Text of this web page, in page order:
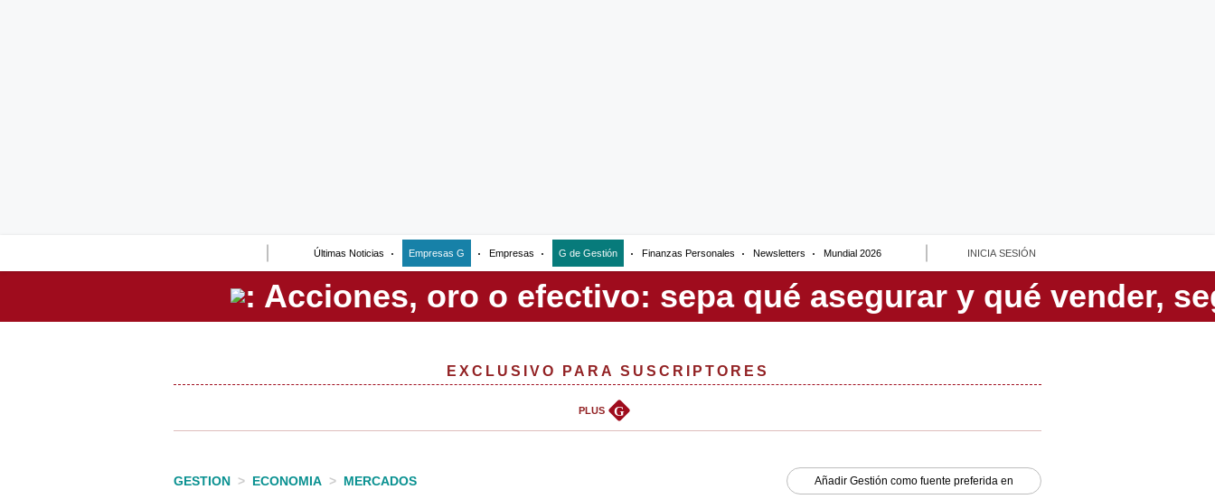
Últimas Noticias Empresas G Empresas G de Gestión Finanzas Personales Newsletters Mundial 2026 INICIA SESIÓN
Perú
EXCLUSIVO PARA SUSCRIPTORES
PLUS G
GESTION > ECONOMIA > MERCADOS Añadir Gestión como fuente preferida en